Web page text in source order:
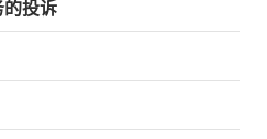
的投诉